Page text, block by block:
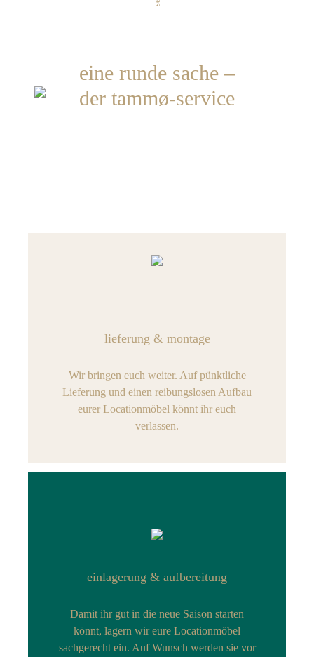
eine runde sache –
der tammø-service
lieferung & montage
Wir bringen euch weiter. Auf pünktliche
Lieferung und einen reibungslosen Aufbau
eurer Locationmöbel könnt ihr euch
verlassen.
einlagerung & aufbereitung
Damit ihr gut in die neue Saison starten
könnt, lagern wir eure Locationmöbel
sachgerecht ein. Auf Wunsch werden sie vor